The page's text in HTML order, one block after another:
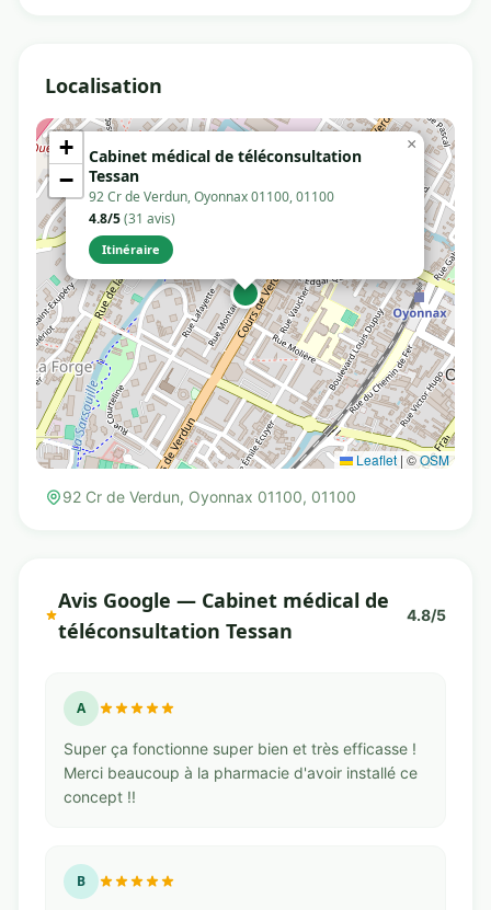
Localisation
Cabinet médical de téléconsultation
Tessan
92 Cr de Verdun, Oyonnax 01100, 01100
4.8/5(31 avis)
Itinéraire
×
+
−
Leaflet | ©OSM
92 Cr de Verdun, Oyonnax 01100, 01100
Avis Google — Cabinet médical de
téléconsultation Tessan
4.8/5
A
Super ça fonctionne super bien et très efficasse !
Merci beaucoup à la pharmacie d'avoir installé ce
concept !!
B